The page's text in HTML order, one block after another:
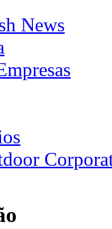
News